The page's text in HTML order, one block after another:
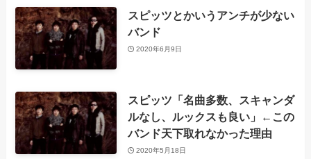
スピッツとかいうアンチが少ない
バンド
2020年6月9日
スピッツ「名曲多数、スキャンダ
ルなし、ルックスも良い」←この
バンド天下取れなかった理由
2020年5月18日